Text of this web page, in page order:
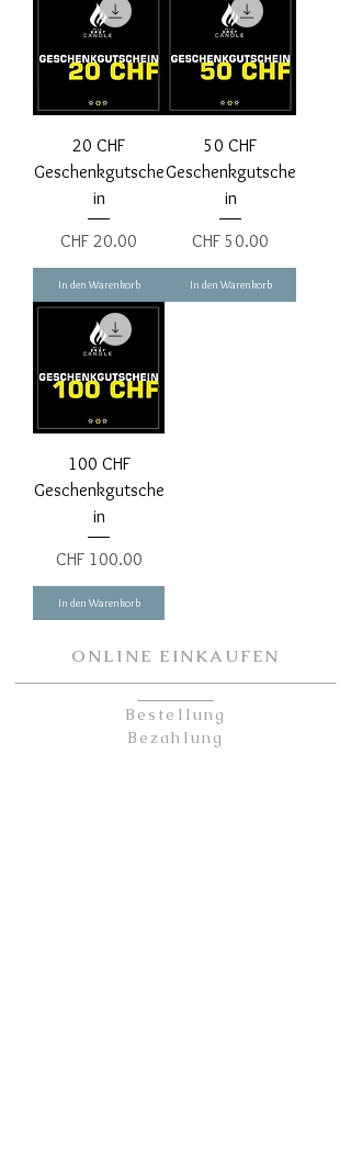
20 CHF
Geschenkgutsche
in
Preis
CHF 20.00
In den Warenkorb
50 CHF
Geschenkgutsche
in
Preis
CHF 50.00
In den Warenkorb
100 CHF
Geschenkgutsche
in
Preis
CHF 100.00
In den Warenkorb
ONLINE EINKAUFEN
Bestellung
Bezahlung